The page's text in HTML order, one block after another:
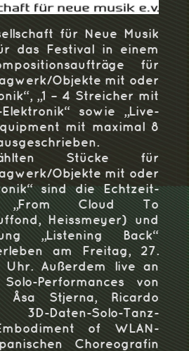
für Neue Musik
das Festival in einem
für
Objekte mit oder
„1 – 4 Streicher mit
sowie „Live-
mit maximal 8
Stücke für
Objekte mit oder
sind die Echtzeit-
„From Cloud To
Heissmeyer) und
„Listening Back“
am Freitag, 27.
Außerdem live an
Performances von
Åsa Stjerna, Ricardo
Daten-Solo-Tanz-
of WLAN-
Choreografin